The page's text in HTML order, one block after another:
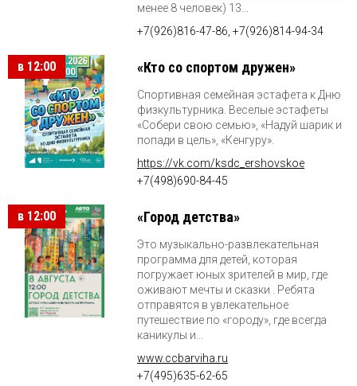
менее 8 человек) 13...
+7(926)816-47-86, +7(926)814-94-34
в 12:00 «Кто со спортом дружен»
Спортивная семейная эстафета к Дню
физкультурника. Веселые эстафеты
«Собери свою семью», «Надуй шарик и
попади в цель», «Кенгуру».
https://vk.com/ksdc_ershovskoe
+7(498)690-84-45
в 12:00 «Город детства»
Это музыкально-развлекательная
программа для детей, которая
погружает юных зрителей в мир, где
оживают мечты и сказки . Ребята
отправятся в увлекательное
путешествие по «городу», где всегда
каникулы и...
www.ccbarviha.ru
+7(495)635-62-65